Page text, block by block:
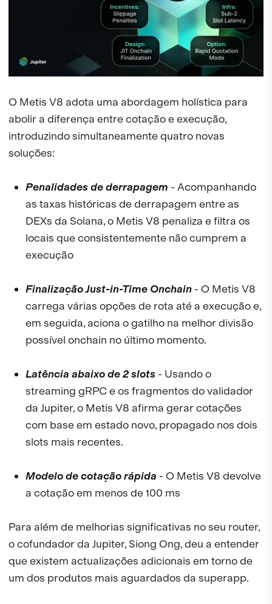
O Metis V8 adota uma abordagem holística para
abolir a diferença entre cotação e execução,
introduzindo simultaneamente quatro novas
soluções:
Penalidades de derrapagem - Acompanhando
as taxas históricas de derrapagem entre as
DEXs da Solana, o Metis V8 penaliza e filtra os
locais que consistentemente não cumprem a
execução
Finalização Just-in-Time Onchain - O Metis V8
carrega várias opções de rota até a execução e,
em seguida, aciona o gatilho na melhor divisão
possível onchain no último momento.
Latência abaixo de 2 slots - Usando o
streaming gRPC e os fragmentos do validador
da Jupiter, o Metis V8 afirma gerar cotações
com base em estado novo, propagado nos dois
slots mais recentes.
Modelo de cotação rápida - O Metis V8 devolve
a cotação em menos de 100 ms
Para além de melhorias significativas no seu router,
o cofundador da Jupiter, Siong Ong, deu a entender
que existem actualizações adicionais em torno de
um dos produtos mais aguardados da superapp.